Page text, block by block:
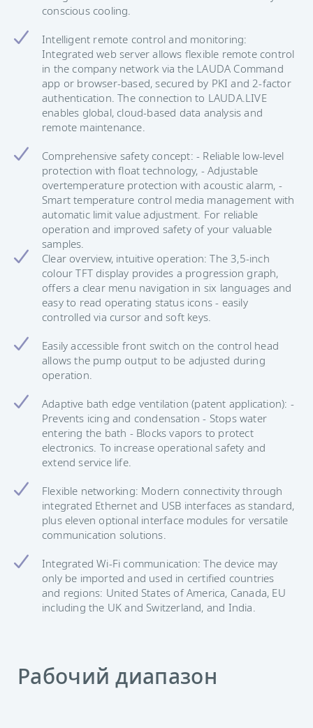
conscious cooling.
Intelligent remote control and monitoring:
Integrated web server allows flexible remote control
in the company network via the LAUDA Command
app or browser-based, secured by PKI and 2-factor
authentication. The connection to LAUDA.LIVE
enables global, cloud-based data analysis and
remote maintenance.
Comprehensive safety concept: - Reliable low-level
protection with float technology, - Adjustable
overtemperature protection with acoustic alarm, -
Smart temperature control media management with
automatic limit value adjustment. For reliable
operation and improved safety of your valuable
samples.
Clear overview, intuitive operation: The 3,5-inch
colour TFT display provides a progression graph,
offers a clear menu navigation in six languages and
easy to read operating status icons - easily
controlled via cursor and soft keys.
Easily accessible front switch on the control head
allows the pump output to be adjusted during
operation.
Adaptive bath edge ventilation (patent application): -
Prevents icing and condensation - Stops water
entering the bath - Blocks vapors to protect
electronics. To increase operational safety and
extend service life.
Flexible networking: Modern connectivity through
integrated Ethernet and USB interfaces as standard,
plus eleven optional interface modules for versatile
communication solutions.
Integrated Wi-Fi communication: The device may
only be imported and used in certified countries
and regions: United States of America, Canada, EU
including the UK and Switzerland, and India.
Рабочий диапазон